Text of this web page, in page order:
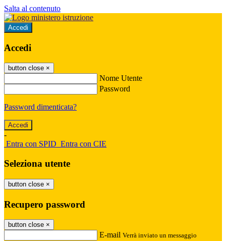
Salta al contenuto
Accedi
Accedi
button close ×
Nome Utente
Password
Password dimenticata?
-
Entra con SPID Entra con CIE
Seleziona utente
button close ×
Recupero password
button close ×
E-mail Verrà inviato un messaggio